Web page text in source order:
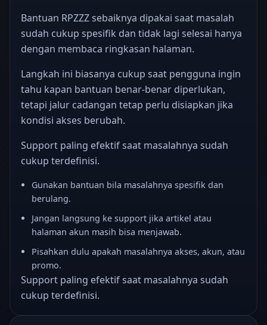
Bantuan RPZZZ sebaiknya dipakai saat masalah
sudah cukup spesifik dan tidak lagi selesai hanya
dengan membaca ringkasan halaman.
Langkah ini biasanya cukup saat pengguna ingin
tahu kapan bantuan benar-benar diperlukan,
tetapi jalur cadangan tetap perlu disiapkan jika
kondisi akses berubah.
Support paling efektif saat masalahnya sudah
cukup terdefinisi.
Gunakan bantuan bila masalahnya spesifik dan
berulang.
Jangan langsung ke support jika artikel atau
halaman akun masih bisa menjawab.
Pisahkan dulu apakah masalahnya akses, akun, atau
promo.
Support paling efektif saat masalahnya sudah
cukup terdefinisi.